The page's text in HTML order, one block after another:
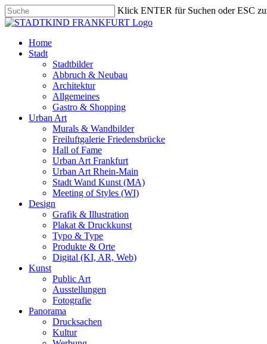
Skip
to
content
Klick ENTER für Suchen oder ESC
Close
search
Menu
Home
Stadt
Stadtbilder
Abbruch & Neubau
Architektur
Allgemeines
Gastro & Shopping
Urban Art
Murals & Wandbilder
Freiluftgalerie Friedensbrücke
Hall of Fame
Urban Art Frankfurt
Urban Art Rhein-Main
Stadt Wand Kunst (MA)
Meeting of Styles (WI)
Design
Grafik & Illustration
Plakat & Druckkunst
Typo & Type
Produkte & Orte
Digital (KI, AR, Web)
Kunst
Public Art
Ausstellungen
Fotografie
Panorama
Drucksachen
Kultur